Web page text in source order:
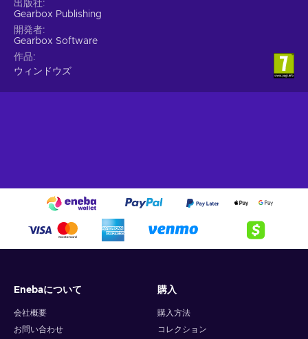
出版社
Gearbox Publishing
開発者
Gearbox Software
作品
ウィンドウズ
Enebaについて
会社概要
お問い合わせ
購入
購入方法
コレクション